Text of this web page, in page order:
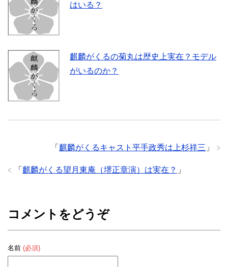
はいる？
麒麟がくるの菊丸は歴史上実在？モデル
がいるのか？
「 麒麟がくるキャスト平手政秀は上杉祥三 」
「 麒麟がくる望月東庵（堺正章演）は実在？ 」
コメントをどうぞ
名前 (必須)